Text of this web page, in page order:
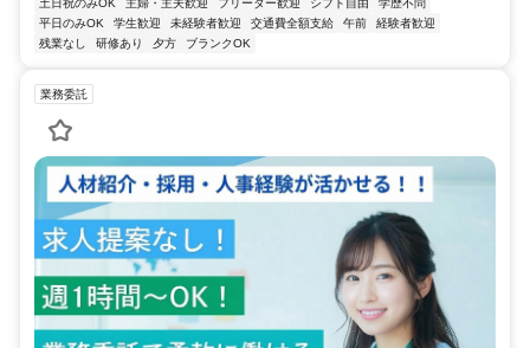
土日祝のみOK
主婦・主夫歓迎 フリーター歓迎 シフト自由
学歴不問
平日のみOK
学生歓迎 未経験者歓迎 交通費全額支給 午前
経験者歓迎
残業なし
研修あり 夕方 ブランクOK
業務委託